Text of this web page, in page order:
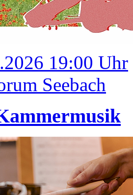
19:00 Uhr
Seebach